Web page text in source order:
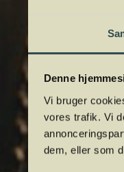
Denne
Vi bruger
vores trafik. Vi
dem, eller som